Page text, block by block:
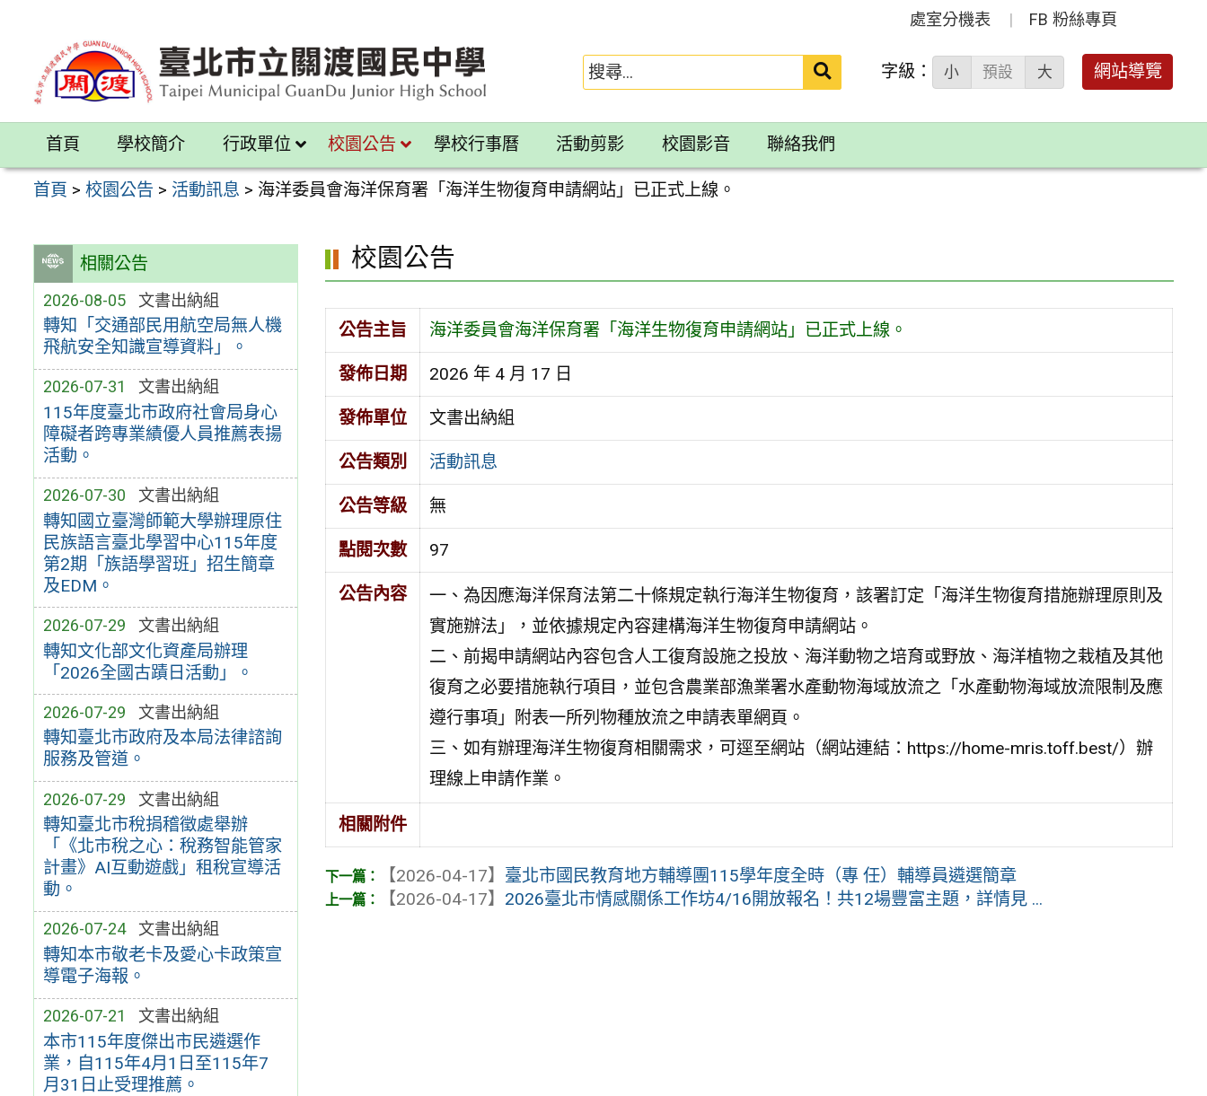
內
區
處室分機表 FB 粉絲專頁
送出 字級： 小 預設 大 網站導覽
首頁 學校簡介 行政單位 校園公告 學校行事曆 活動剪影 校園影音 聯絡我們
首頁 >校園公告 > 活動訊息 > 海洋委員會海洋保育署「海洋生物復育申請網站」已正式上線。
相關公告
2026-08-05 文書出納組
轉知「交通部民用航空局無人機
飛航安全知識宣導資料」。
2026-07-31 文書出納組
115年度臺北市政府社會局身心
障礙者跨專業績優人員推薦表揚
活動。
2026-07-30 文書出納組
轉知國立臺灣師範大學辦理原住
民族語言臺北學習中心115年度
第2期「族語學習班」招生簡章
及EDM。
2026-07-29 文書出納組
轉知文化部文化資產局辦理
「2026全國古蹟日活動」。
2026-07-29 文書出納組
轉知臺北市政府及本局法律諮詢
服務及管道。
2026-07-29 文書出納組
轉知臺北市稅捐稽徵處舉辦
「《北市稅之心：稅務智能管家
計畫》AI互動遊戲」租稅宣導活
動。
2026-07-24 文書出納組
轉知本市敬老卡及愛心卡政策宣
導電子海報。
2026-07-21 文書出納組
本市115年度傑出市民遴選作
業，自115年4月1日至115年7
月31日止受理推薦。
校園公告
公告主旨 海洋委員會海洋保育署「海洋生物復育申請網站」已正式上線。
發佈日期 2026 年 4 月 17 日
發佈單位 文書出納組
公告類別 活動訊息
公告等級 無
點閱次數 97
公告內容
一、為因應海洋保育法第二十條規定執行海洋生物復育，該署訂定「海洋生物復育措施辦理原則及
實施辦法」，並依據規定內容建構海洋生物復育申請網站。
二、前揭申請網站內容包含人工復育設施之投放、海洋動物之培育或野放、海洋植物之栽植及其他
復育之必要措施執行項目，並包含農業部漁業署水產動物海域放流之「水產動物海域放流限制及應
遵行事項」附表一所列物種放流之申請表單網頁。
三、如有辦理海洋生物復育相關需求，可逕至網站（網站連結：https://home-mris.toff.best/）辦
理線上申請作業。
相關附件
【2026-04-17】 臺北市國民教育地方輔導團115學年度全時（專 任）輔導員遴選簡章
【2026-04-17】 2026臺北市情感關係工作坊4/16開放報名！共12場豐富主題，詳情見 ...